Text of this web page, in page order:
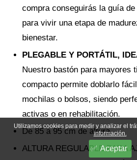
compra conseguirás la guía
para vivir una etapa de
bienestar.
PLEGABLE Y PORTÁTIL,
Nuestro bastón para mayores
compacto permite doblarlo
mochilas o bolsos, siendo
activas o en rehabilitación.
De 85 a 95 cm de altura.
ALTURA REGULABLE PARA
Utilizamos cookies para medir y analizar el
información.
Aceptar